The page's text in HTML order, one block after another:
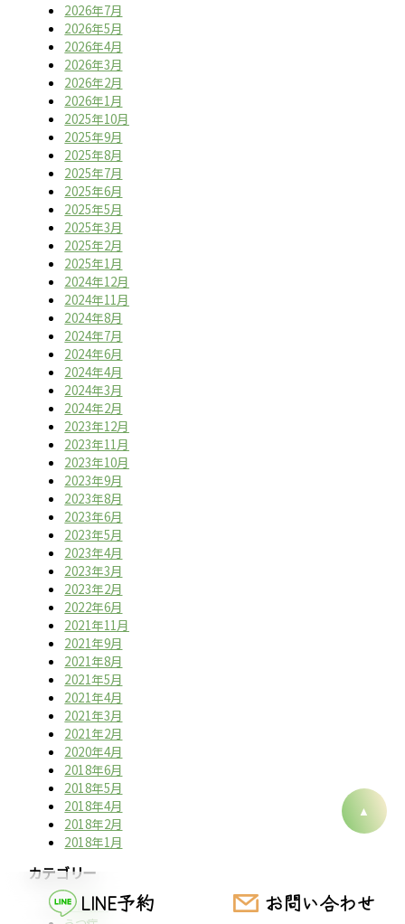
2026年7月
2026年5月
2026年4月
2026年3月
2026年2月
2026年1月
2025年10月
2025年9月
2025年8月
2025年7月
2025年6月
2025年5月
2025年3月
2025年2月
2025年1月
2024年12月
2024年11月
2024年8月
2024年7月
2024年6月
2024年4月
2024年3月
2024年2月
2023年12月
2023年11月
2023年10月
2023年9月
2023年8月
2023年6月
2023年5月
2023年4月
2023年3月
2023年2月
2022年6月
2021年11月
2021年9月
2021年8月
2021年5月
2021年4月
2021年3月
2021年2月
2020年4月
2018年6月
2018年5月
2018年4月
2018年2月
2018年1月
カテゴリー
アトピー
LINE予約 お問い合わせ